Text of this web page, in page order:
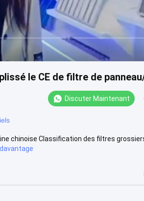
le CE de filtre de
Discuter Maintenant
chinoise Classification des filtres